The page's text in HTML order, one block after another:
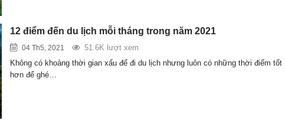
12 điểm đến du lịch mỗi tháng trong năm 2021
04 Th5, 2021
51.6K lượt xem
Không có khoảng thời gian xấu để đi du lịch nhưng luôn có những thời điểm tốt
hơn để ghé…